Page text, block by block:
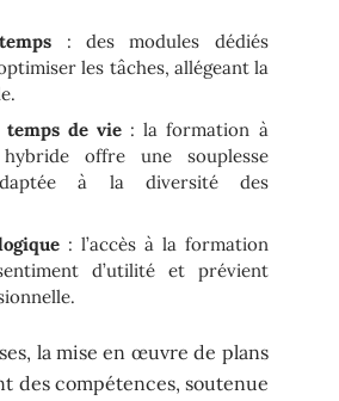
: des modules dédiés
les tâches, allégeant la
de vie : la formation à
offre une souplesse
à la diversité des
: l’accès à la formation
d’utilité et prévient
la mise en œuvre de plans
des compétences, soutenue